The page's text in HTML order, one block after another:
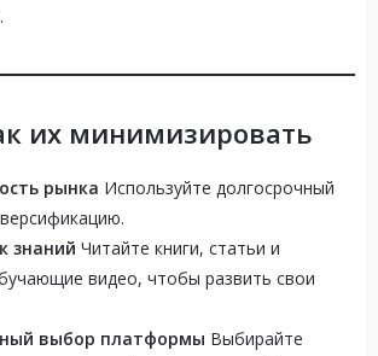
их минимизировать
рынка Используйте долгосрочный
знаний Читайте книги, статьи и
видео, чтобы развить свои
выбор платформы Выбирайте